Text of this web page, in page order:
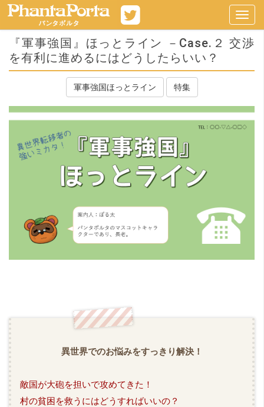
『軍事強国』ほっとライン －Case.２ 交渉
を有利に進めるにはどうしたらいい？
軍事強国ほっとライン 特集
異世界でのお悩みをすっきり解決！
敵国が大砲を担いで攻めてきた！
村の貧困を救うにはどうすればいいの？